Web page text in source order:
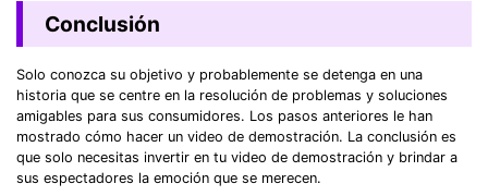
Conclusión
Solo conozca su objetivo y probablemente se detenga en una
historia que se centre en la resolución de problemas y soluciones
amigables para sus consumidores. Los pasos anteriores le han
mostrado cómo hacer un video de demostración. La conclusión es
que solo necesitas invertir en tu video de demostración y brindar a
sus espectadores la emoción que se merecen.